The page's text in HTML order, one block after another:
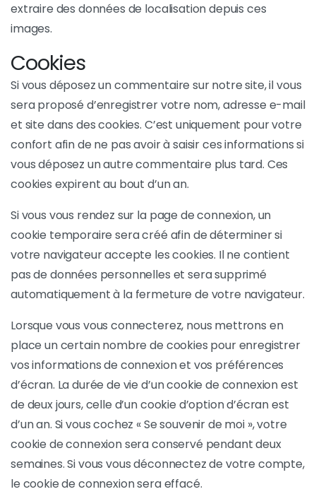
extraire des données de localisation depuis ces
images.
Cookies
Si vous déposez un commentaire sur notre site, il vous
sera proposé d’enregistrer votre nom, adresse e-mail
et site dans des cookies. C’est uniquement pour votre
confort afin de ne pas avoir à saisir ces informations si
vous déposez un autre commentaire plus tard. Ces
cookies expirent au bout d’un an.
Si vous vous rendez sur la page de connexion, un
cookie temporaire sera créé afin de déterminer si
votre navigateur accepte les cookies. Il ne contient
pas de données personnelles et sera supprimé
automatiquement à la fermeture de votre navigateur.
Lorsque vous vous connecterez, nous mettrons en
place un certain nombre de cookies pour enregistrer
vos informations de connexion et vos préférences
d’écran. La durée de vie d’un cookie de connexion est
de deux jours, celle d’un cookie d’option d’écran est
d’un an. Si vous cochez « Se souvenir de moi », votre
cookie de connexion sera conservé pendant deux
semaines. Si vous vous déconnectez de votre compte,
le cookie de connexion sera effacé.